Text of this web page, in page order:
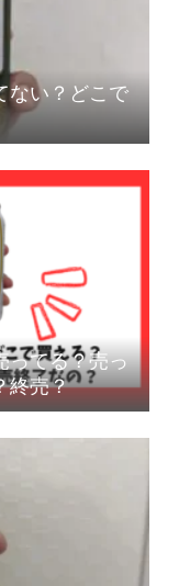
ない？どこで
ってる？売っ
終売？